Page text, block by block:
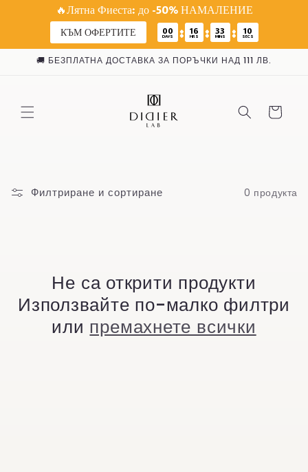
Преминаване
🚚 БЕЗПЛАТНА ДОСТАВКА ЗА ПОРЪЧКИ НАД 111 ЛВ.
Количка
Филтриране и сортиране 0 продукта
Не са открити продукти
Използвайте по-малко филтри
или премахнете всички
🔥Лятна Фиеста: до -50% НАМАЛЕНИЕ
КЪМ ОФЕРТИТЕ 00
DAYS : 16
HRS : 33
MINS : 10
SECS